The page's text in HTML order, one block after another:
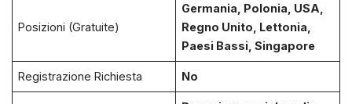
Posizioni (Gratuite)
Germania, Polonia, USA,
Regno Unito, Lettonia,
Paesi Bassi, Singapore
Registrazione Richiesta No